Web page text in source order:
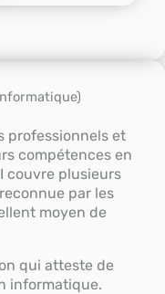
professionnels et
compétences en
couvre plusieurs
par les
moyen de
qui atteste de
informatique.